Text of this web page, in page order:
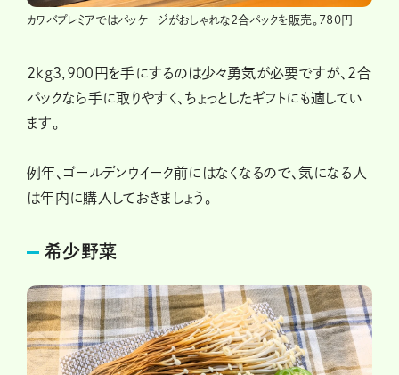
カワバプレミアではパッケージがおしゃれな2合パックを販売。780円
2kg3,900円を手にするのは少々勇気が必要ですが、2合
パックなら手に取りやすく、ちょっとしたギフトにも適してい
ます。
例年、ゴールデンウイーク前にはなくなるので、気になる人
は年内に購入しておきましょう。
希少野菜